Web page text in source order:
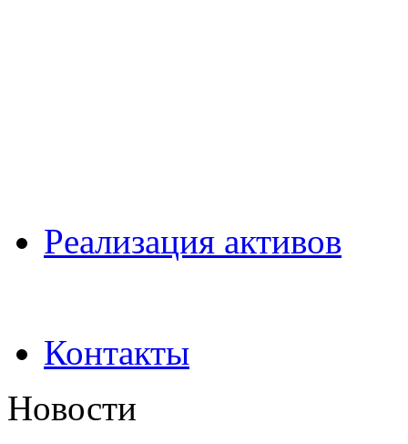
Pеализация активов
Контакты
Новости